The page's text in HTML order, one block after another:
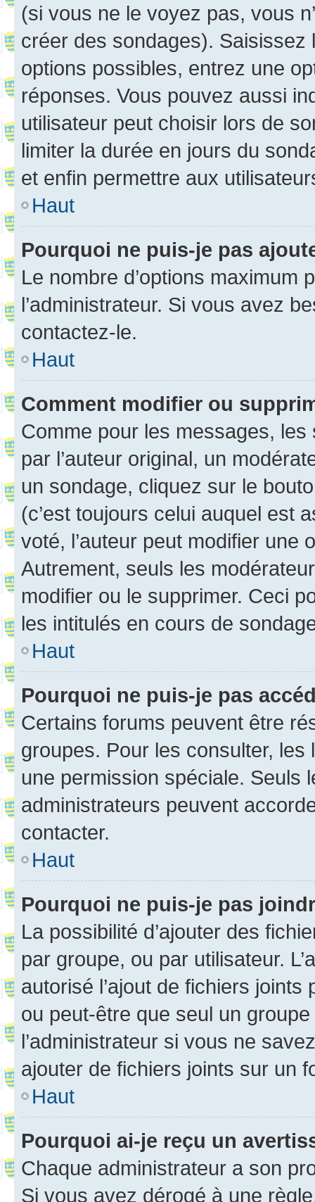
(si vous ne le voyez pas, vous
créer des sondages).
options possibles, entrez une
réponses. Vous pouvez aussi
utilisateur peut choisir lors de
limiter la durée en jours du
et enfin permettre aux
Haut
Pourquoi ne puis-je pas
Le nombre d’options maximum
l’administrateur. Si vous avez
contactez-le.
Haut
Comment modifier ou
Comme pour les messages,
par l’auteur original, un
un sondage, cliquez sur le
(c’est toujours celui auquel est
voté, l’auteur peut modifier une
Autrement, seuls les
modifier ou le supprimer. Ceci
les intitulés en cours de
Haut
Pourquoi ne puis-je pas
Certains forums peuvent être
groupes. Pour les consulter,
une permission spéciale. Seuls
administrateurs peuvent
contacter.
Haut
Pourquoi ne puis-je pas
La possibilité d’ajouter des
par groupe, ou par utilisateur.
autorisé l’ajout de fichiers
ou peut-être que seul un
l’administrateur si vous ne
ajouter de fichiers joints sur un
Haut
Pourquoi ai-je reçu un
Chaque administrateur a son
Si vous avez dérogé à une